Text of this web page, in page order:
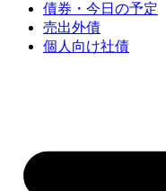
債券・今日の予定
売出外債
個人向け社債